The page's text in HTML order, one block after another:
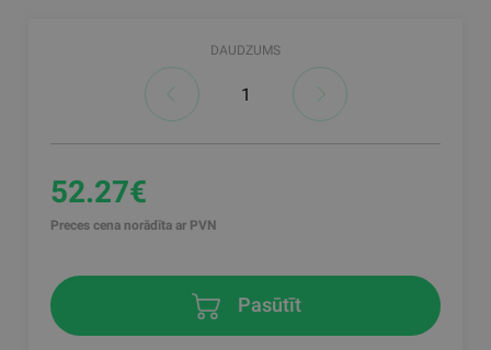
DAUDZUMS
52.27€
Preces cena norādīta ar PVN
Pasūtīt